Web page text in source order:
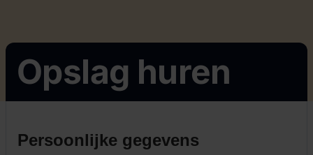
Opslag huren
Persoonlijke gegevens